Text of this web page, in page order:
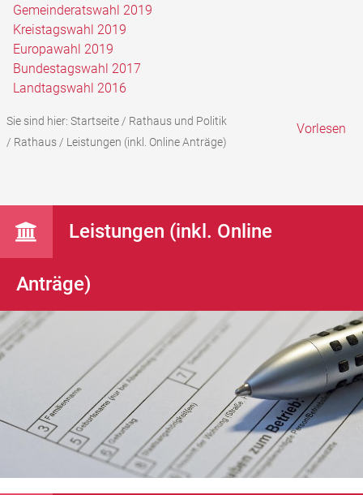
Gemeinderatswahl 2019
Kreistagswahl 2019
Europawahl 2019
Bundestagswahl 2017
Landtagswahl 2016
Sie sind hier: Startseite/ Rathaus und Politik
/ Rathaus/ Leistungen (inkl. Online Anträge)
Vorlesen
Leistungen (inkl. Online
Anträge)